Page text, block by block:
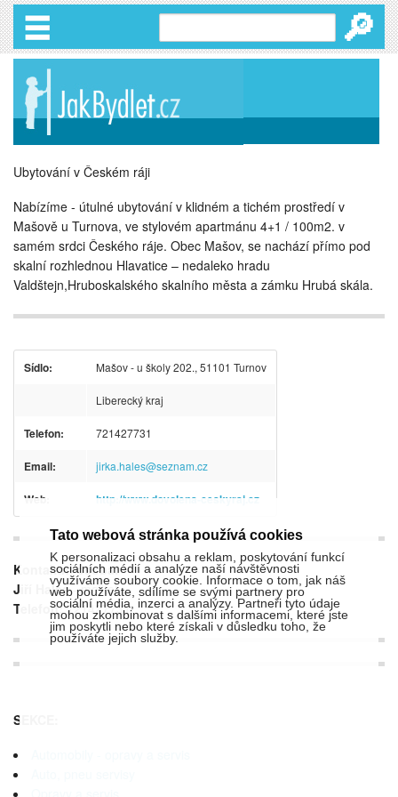
🔎
Ubytování v Českém ráji
Nabízíme - útulné ubytování v klidném a tichém prostředí v
Mašově u Turnova, ve stylovém apartmánu 4+1 / 100m2. v
samém srdci Českého ráje. Obec Mašov, se nachází přímo pod
skalní rozhlednou Hlavatice – nedaleko hradu
Valdštejn,Hruboskalského skalního města a zámku Hrubá skála.
Sídlo: Mašov - u školy 202., 51101 Turnov
Liberecký kraj
Telefon: 721427731
Email: jirka.hales@seznam.cz
Web: http://www.dovolena-ceskyraj.cz
Kontaktní osoba:
Jiří Haleš- majitel
Telefon:721427731
SEKCE:
Tato webová stránka používá cookies
K personalizaci obsahu a reklam, poskytování funkcí
sociálních médií a analýze naší návštěvnosti
využíváme soubory cookie. Informace o tom, jak náš
web používáte, sdílíme se svými partnery pro
sociální média, inzerci a analýzy. Partneři tyto údaje
mohou zkombinovat s dalšími informacemi, které jste
jim poskytli nebo které získali v důsledku toho, že
používáte jejich služby.